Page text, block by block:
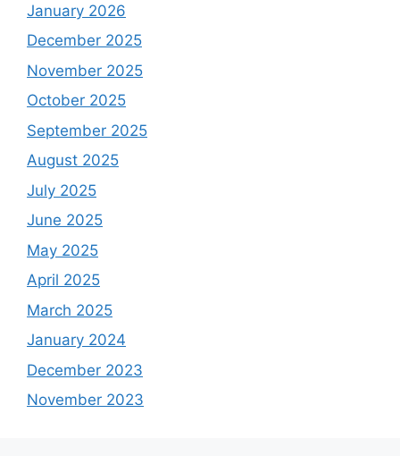
January 2026
December 2025
November 2025
October 2025
September 2025
August 2025
July 2025
June 2025
May 2025
April 2025
March 2025
January 2024
December 2023
November 2023